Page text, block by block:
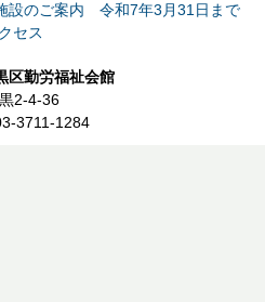
設のご案内 令和7年3月31日まで
セス
区勤労福祉会館
2-4-36
3711-1284